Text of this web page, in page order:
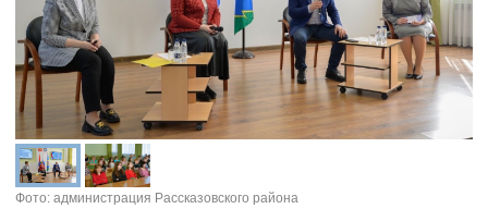
Фото: администрация Рассказовского района